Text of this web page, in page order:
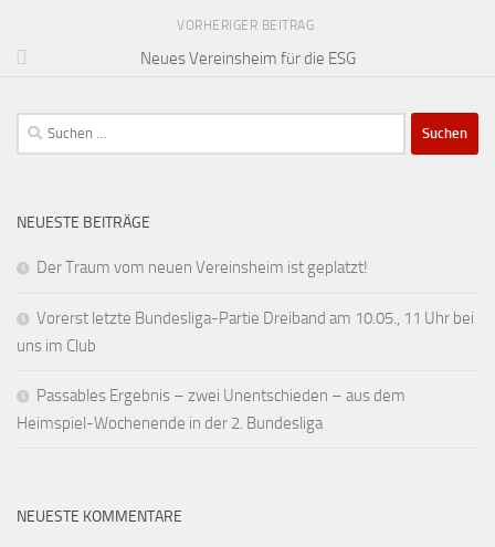
VORHERIGER BEITRAG
Neues Vereinsheim für die ESG
Suchen
nach:
NEUESTE BEITRÄGE
Der Traum vom neuen Vereinsheim ist geplatzt!
Vorerst letzte Bundesliga-Partie Dreiband am 10.05., 11 Uhr bei
uns im Club
Passables Ergebnis – zwei Unentschieden – aus dem
Heimspiel-Wochenende in der 2. Bundesliga
NEUESTE KOMMENTARE